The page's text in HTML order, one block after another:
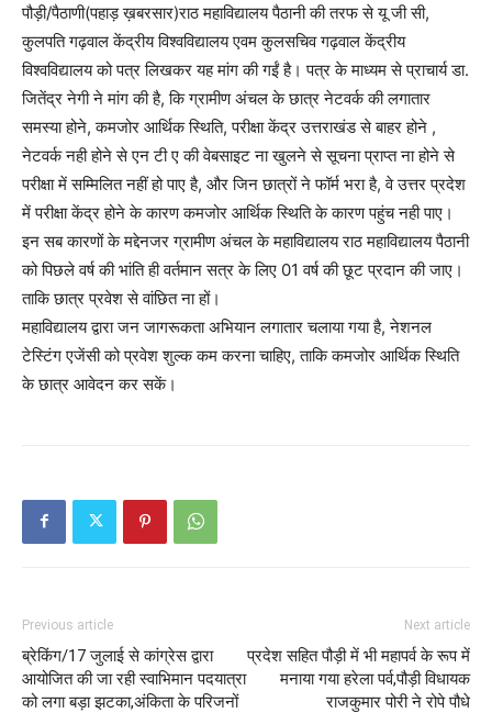
पौड़ी/पैठाणी(पहाड़ ख़बरसार)राठ महाविद्यालय पैठानी की तरफ से यू जी सी,
कुलपति गढ़वाल केंद्रीय विश्वविद्यालय एवम कुलसचिव गढ़वाल केंद्रीय
विश्वविद्यालय को पत्र लिखकर यह मांग की गईं है। पत्र के माध्यम से प्राचार्य डा.
जितेंद्र नेगी ने मांग की है, कि ग्रामीण अंचल के छात्र नेटवर्क की लगातार
समस्या होने, कमजोर आर्थिक स्थिति, परीक्षा केंद्र उत्तराखंड से बाहर होने ,
नेटवर्क नही होने से एन टी ए की वेबसाइट ना खुलने से सूचना प्राप्त ना होने से
परीक्षा में सम्मिलित नहीं हो पाए है, और जिन छात्रों ने फॉर्म भरा है, वे उत्तर प्रदेश
में परीक्षा केंद्र होने के कारण कमजोर आर्थिक स्थिति के कारण पहुंच नही पाए।
इन सब कारणों के मद्देनजर ग्रामीण अंचल के महाविद्यालय राठ महाविद्यालय पैठानी
को पिछले वर्ष की भांति ही वर्तमान सत्र के लिए 01 वर्ष की छूट प्रदान की जाए।
ताकि छात्र प्रवेश से वांछित ना हों।
महाविद्यालय द्वारा जन जागरूकता अभियान लगातार चलाया गया है, नेशनल
टेस्टिंग एजेंसी को प्रवेश शुल्क कम करना चाहिए, ताकि कमजोर आर्थिक स्थिति
के छात्र आवेदन कर सकें।
Previous article
ब्रेकिंग/17 जुलाई से कांग्रेस द्वारा
आयोजित की जा रही स्वाभिमान पदयात्रा
को लगा बड़ा झटका,अंकिता के परिजनों
Next article
प्रदेश सहित पौड़ी में भी महापर्व के रूप में
मनाया गया हरेला पर्व,पौड़ी विधायक
राजकुमार पोरी ने रोपे पौधे